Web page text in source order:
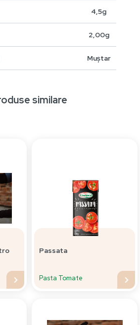
4,5g
2,00g
Muștar
similare
Passata
Pasta Tomate